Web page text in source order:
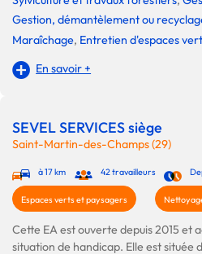
Gestion, démantèlement ou
Maraîchage, Entretien d'espaces
En savoir +
SEVEL SERVICES siège
Saint-Martin-des-Champs (29)
à 17 km 42 travailleurs
Espaces verts et paysagers
Cette EA est ouverte depuis 2015 et
situation de handicap. Elle est située